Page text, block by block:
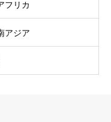
フリカ
アジア